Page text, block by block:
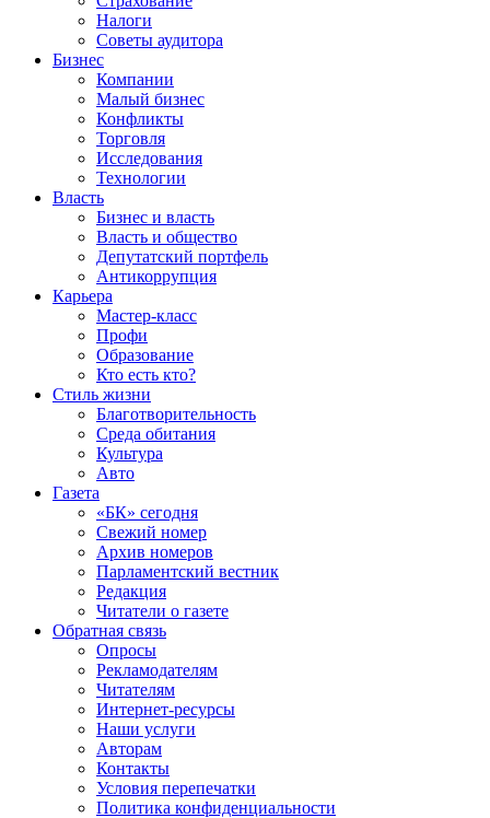
Налоги
Советы аудитора
Бизнес
Компании
Малый бизнес
Конфликты
Торговля
Исследования
Технологии
Власть
Бизнес и власть
Власть и общество
Депутатский портфель
Антикоррупция
Карьера
Мастер-класс
Профи
Образование
Кто есть кто?
Стиль жизни
Благотворительность
Среда обитания
Культура
Авто
Газета
«БК» сегодня
Свежий номер
Архив номеров
Парламентский вестник
Редакция
Читатели о газете
Обратная связь
Опросы
Рекламодателям
Читателям
Интернет-ресурсы
Наши услуги
Авторам
Контакты
Условия перепечатки
Политика конфиденциальности